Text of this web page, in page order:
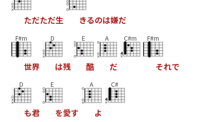
ただただ生 きるのは嫌だ
F#m
世界
D
は残
E
酷
A
だ
C#m F#m
それで
D
も君
E
を愛す
A
よ
C#